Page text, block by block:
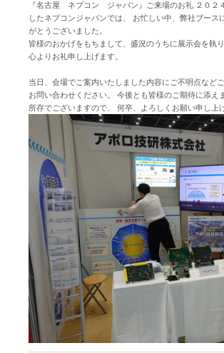
『名古屋 ネプコン ジャパン』ご来場のお礼 ２０２
したネプコンジャパンでは、 お忙しい中、弊社ブース
がとうございました。
皆様のおかげをもちまして、盛況のうちに展示会を執
心よりお礼申し上げます。
当日、会場でご案内いたしました内容にご不明点など
お問い合わせください。 今後とも皆様のご期待に添え
所存でございますので、 何卒、よろしくお願い申し上